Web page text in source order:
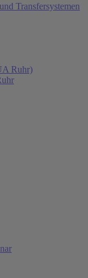
Transfersystemen
Ruhr)